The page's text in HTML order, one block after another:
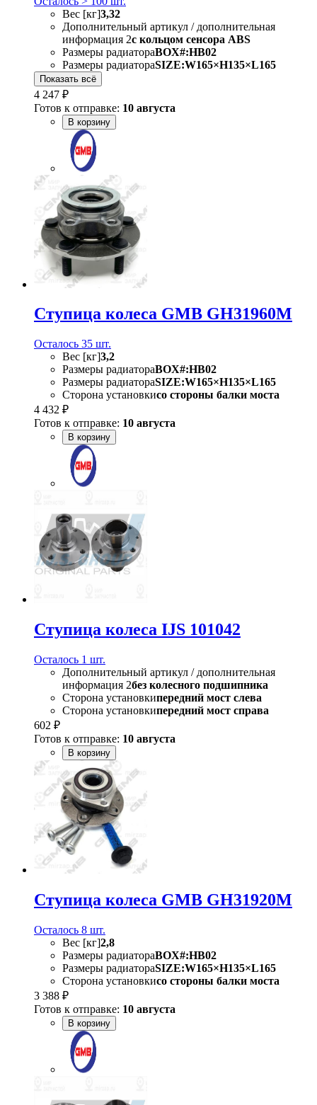
Вес [кг]3,32
Дополнительный артикул / дополнительная
информация 2с кольцом сенсора ABS
Размеры радиатораBOX#:HB02
Размеры радиатораSIZE:W165×H135×L165
Показать всё
4 247 ₽
Готов к отправке: 10 августа
В корзину
Ступица колеса GMB GH31960M
Осталось 35 шт.
Вес [кг]3,2
Размеры радиатораBOX#:HB02
Размеры радиатораSIZE:W165×H135×L165
Сторона установкисо стороны балки моста
4 432 ₽
Готов к отправке: 10 августа
В корзину
Ступица колеса IJS 101042
Осталось 1 шт.
Дополнительный артикул / дополнительная
информация 2без колесного подшипника
Сторона установкипередний мост слева
Сторона установкипередний мост справа
602 ₽
Готов к отправке: 10 августа
В корзину
Ступица колеса GMB GH31920M
Осталось 8 шт.
Вес [кг]2,8
Размеры радиатораBOX#:HB02
Размеры радиатораSIZE:W165×H135×L165
Сторона установкисо стороны балки моста
3 388 ₽
Готов к отправке: 10 августа
В корзину